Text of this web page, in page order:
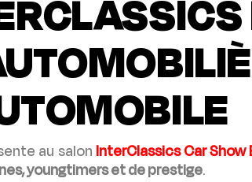
au salon InterClassics Car Show
youngtimers et de prestige.